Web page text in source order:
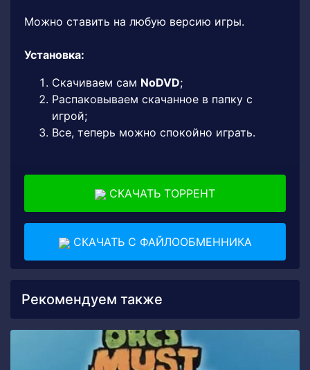
Можно ставить на любую версию игры.
Установка:
Скачиваем сам NoDVD;
Распаковываем скачанное в папку с
игрой;
Все, теперь можно спокойно играть.
СКАЧАТЬ ТОРРЕНТ
СКАЧАТЬ С ФАЙЛООБМЕННИКА
Рекомендуем также